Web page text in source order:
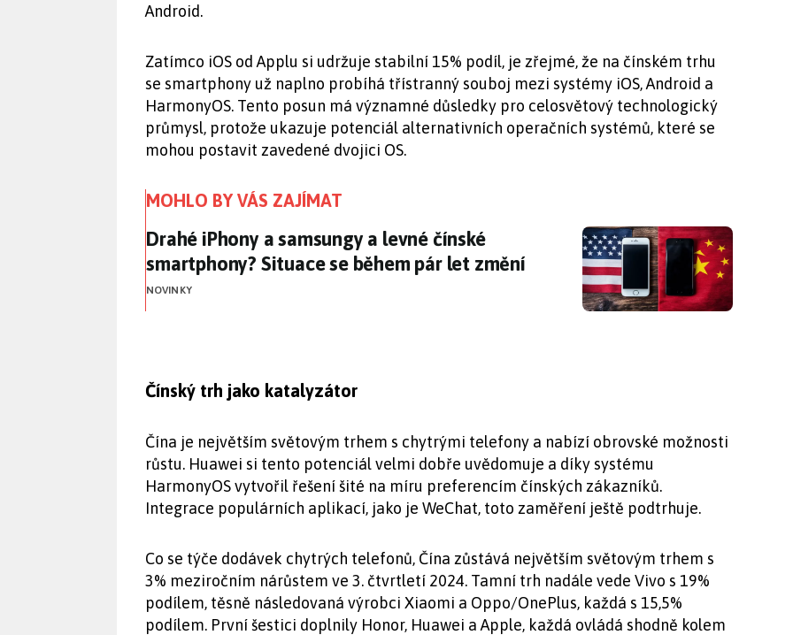
Android.
Zatímco iOS od Applu si udržuje stabilní 15% podíl, je zřejmé, že na čínském trhu
se smartphony už naplno probíhá třístranný souboj mezi systémy iOS, Android a
HarmonyOS. Tento posun má významné důsledky pro celosvětový technologický
průmysl, protože ukazuje potenciál alternativních operačních systémů, které se
mohou postavit zavedené dvojici OS.
MOHLO BY VÁS ZAJÍMAT
Drahé iPhony a samsungy a levné čínské smartphony? Situace se během
Drahé iPhony a samsungy a levné čínské
smartphony? Situace se během pár let změní
NOVINKY
Čínský trh jako katalyzátor
Čína je největším světovým trhem s chytrými telefony a nabízí obrovské možnosti
růstu. Huawei si tento potenciál velmi dobře uvědomuje a díky systému
HarmonyOS vytvořil řešení šité na míru preferencím čínských zákazníků.
Integrace populárních aplikací, jako je WeChat, toto zaměření ještě podtrhuje.
Co se týče dodávek chytrých telefonů, Čína zůstává největším světovým trhem s
3% meziročním nárůstem ve 3. čtvrtletí 2024. Tamní trh nadále vede Vivo s 19%
podílem, těsně následovaná výrobci Xiaomi a Oppo/OnePlus, každá s 15,5%
podílem. První šestici doplnily Honor, Huawei a Apple, každá ovládá shodně kolem